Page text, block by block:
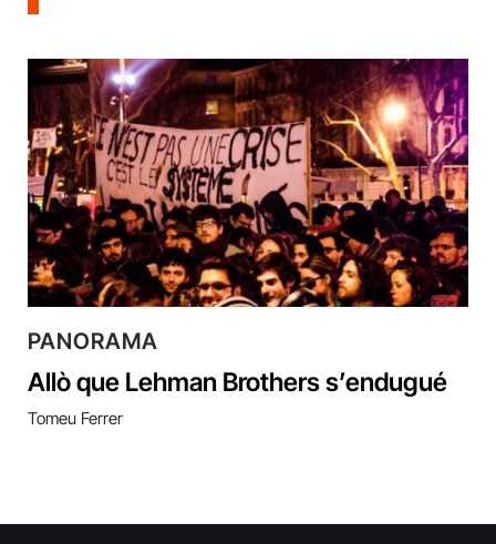
PANORAMA
Allò que Lehman Brothers s’endugué
Tomeu Ferrer